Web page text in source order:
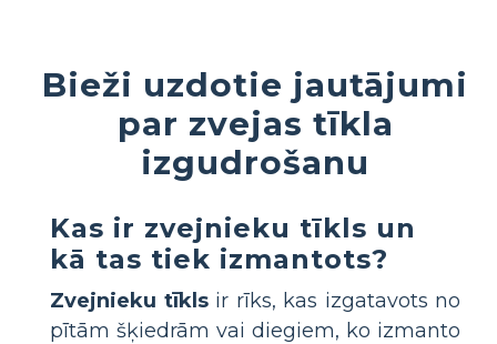
Bieži uzdotie jautājumi
par zvejas tīkla
izgudrošanu
Kas ir zvejnieku tīkls un
kā tas tiek izmantots?
Zvejnieku tīklsir rīks, kas izgatavots no
pītām šķiedrām vai diegiem, ko izmanto